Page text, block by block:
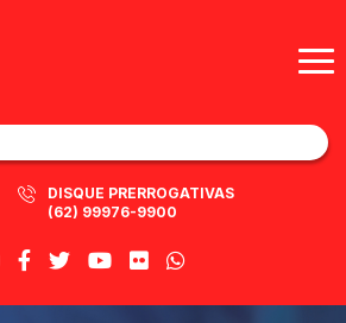
DISQUE PRERROGATIVAS
(62) 99976-9900